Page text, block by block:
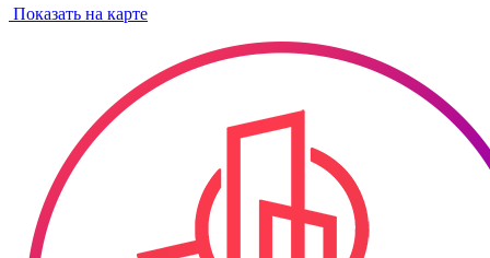
Показать на карте